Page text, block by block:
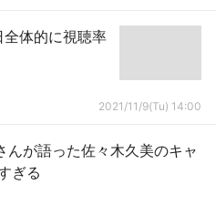
全体的に視聴率
2021/11/9(Tu) 14:00
んが語った佐々木久美のキャ
ぎる